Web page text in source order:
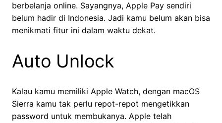
berbelanja online. Sayangnya, Apple Pay sendiri
belum hadir di Indonesia. Jadi kamu belum akan bisa
menikmati fitur ini dalam waktu dekat.
Auto Unlock
Kalau kamu memiliki Apple Watch, dengan macOS
Sierra kamu tak perlu repot-repot mengetikkan
password untuk membukanya. Apple telah